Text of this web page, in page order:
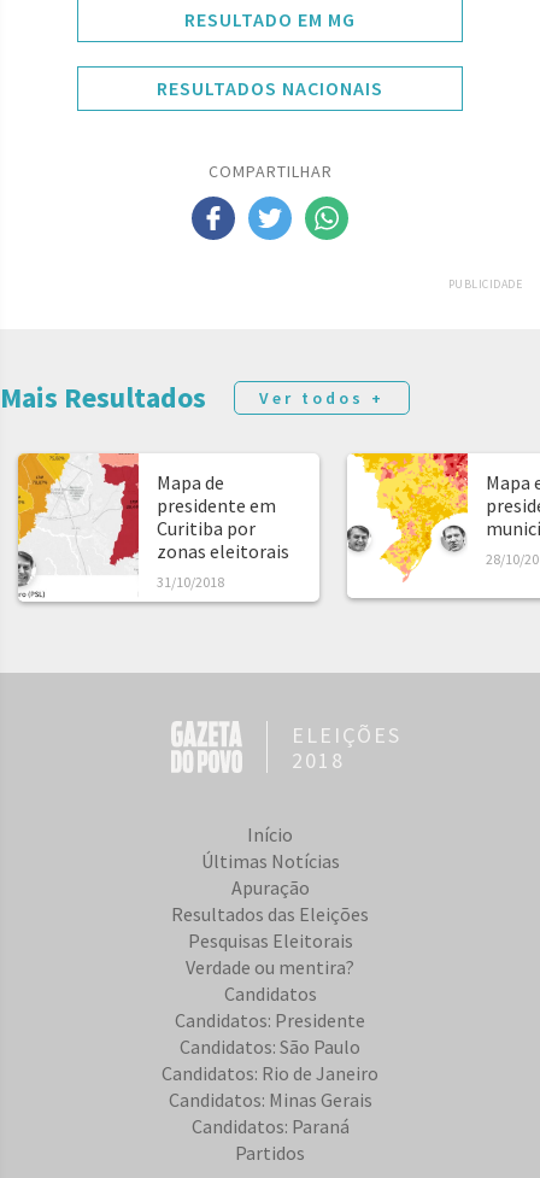
RESULTADO EM MG
RESULTADOS NACIONAIS
COMPARTILHAR
PUBLICIDADE
Mais Resultados Ver todos +
Mapa de
presidente em
Curitiba por
zonas eleitorais
31/10/2018
Mapa
28/10/
ELEIÇÕES
2018
Início
Últimas Notícias
Apuração
Resultados das Eleições
Pesquisas Eleitorais
Verdade ou mentira?
Candidatos
Candidatos: Presidente
Candidatos: São Paulo
Candidatos: Rio de Janeiro
Candidatos: Minas Gerais
Candidatos: Paraná
Partidos